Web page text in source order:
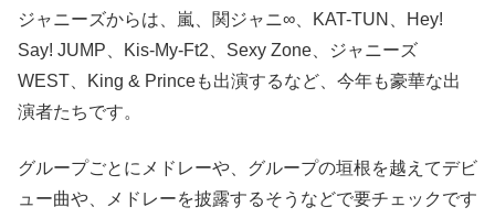
ジャニーズからは、嵐、関ジャニ∞、KAT-TUN、Hey!
Say! JUMP、Kis-My-Ft2、Sexy Zone、ジャニーズ
WEST、King & Princeも出演するなど、今年も豪華な出
演者たちです。
グループごとにメドレーや、グループの垣根を越えてデビ
ュー曲や、メドレーを披露するそうなどで要チェックです